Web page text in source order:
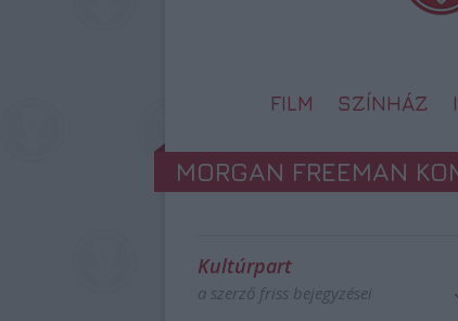
FILM SZÍNHÁZ
MORGAN FREEMAN
Kultúrpart
a szerző friss bejegyzései